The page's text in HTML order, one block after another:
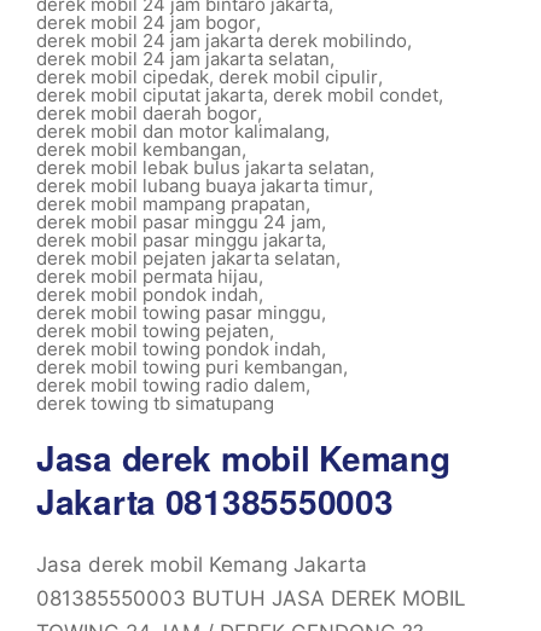
derek mobil 24 jam bogor,
derek mobil 24 jam jakarta derek mobilindo,
derek mobil 24 jam jakarta selatan,
derek mobil cipedak, derek mobil cipulir,
derek mobil ciputat jakarta, derek mobil condet,
derek mobil daerah bogor,
derek mobil dan motor kalimalang,
derek mobil kembangan,
derek mobil lebak bulus jakarta selatan,
derek mobil lubang buaya jakarta timur,
derek mobil mampang prapatan,
derek mobil pasar minggu 24 jam,
derek mobil pasar minggu jakarta,
derek mobil pejaten jakarta selatan,
derek mobil permata hijau,
derek mobil pondok indah,
derek mobil towing pasar minggu,
derek mobil towing pejaten,
derek mobil towing pondok indah,
derek mobil towing puri kembangan,
derek mobil towing radio dalem,
derek towing tb simatupang
Jasa derek mobil Kemang
Jakarta 081385550003
Jasa derek mobil Kemang Jakarta
081385550003 BUTUH JASA DEREK MOBIL